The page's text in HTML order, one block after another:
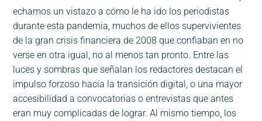
echamos un vistazo a cómo le ha ido los periodistas
durante esta pandemia, muchos de ellos supervivientes
de la gran crisis financiera de 2008 que confiaban en no
verse en otra igual, no al menos tan pronto. Entre las
luces y sombras que señalan los redactores destacan el
impulso forzoso hacia la transición digital, o una mayor
accesibilidad a convocatorias o entrevistas que antes
eran muy complicadas de lograr. Al mismo tiempo, los